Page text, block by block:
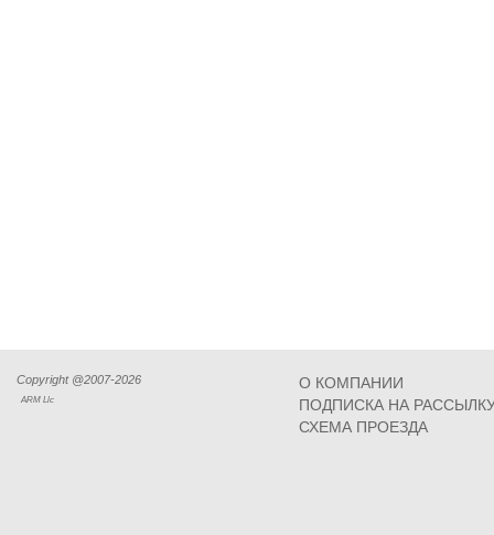
Copyright @2007-2026
ARM Llc
О КОМПАНИИ
ПОДПИСКА НА
СХЕМА ПРОЕЗДА